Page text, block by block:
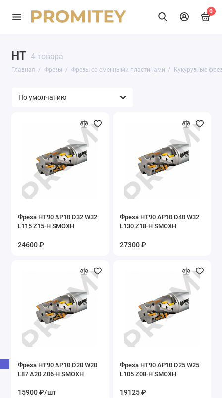
0
HT 4 товара
Главная Фрезы Фрезы со сменными пластинами Кукурузные
Фреза HT90 AP10 D32 W32
L115 Z15-H SMOXH
24600 ₽
Фреза HT90 AP10 D40 W32
L130 Z18-H SMOXH
27300 ₽
Фреза HT90 AP10 D20 W20
L87 A20 Z06-H SMOXH
15900 ₽/шт
Фреза HT90 AP10 D25 W25
L105 Z08-H SMOXH
19125 ₽